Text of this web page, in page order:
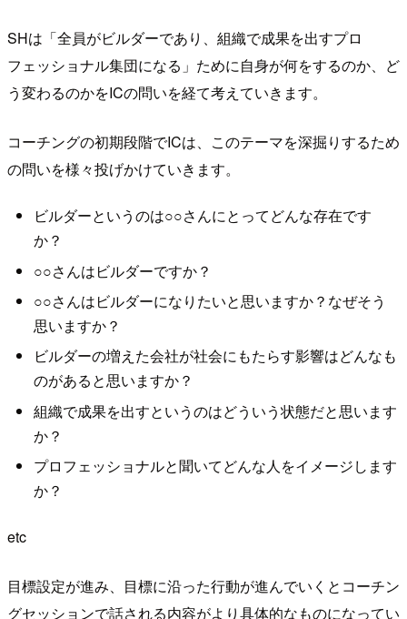
SHは「全員がビルダーであり、組織で成果を出すプロ
フェッショナル集団になる」ために自身が何をするのか、ど
う変わるのかをICの問いを経て考えていきます。
コーチングの初期段階でICは、このテーマを深掘りするため
の問いを様々投げかけていきます。
ビルダーというのは○○さんにとってどんな存在です
か？
○○さんはビルダーですか？
○○さんはビルダーになりたいと思いますか？なぜそう
思いますか？
ビルダーの増えた会社が社会にもたらす影響はどんなも
のがあると思いますか？
組織で成果を出すというのはどういう状態だと思います
か？
プロフェッショナルと聞いてどんな人をイメージします
か？
etc
目標設定が進み、目標に沿った行動が進んでいくとコーチン
グセッションで話される内容がより具体的なものになってい